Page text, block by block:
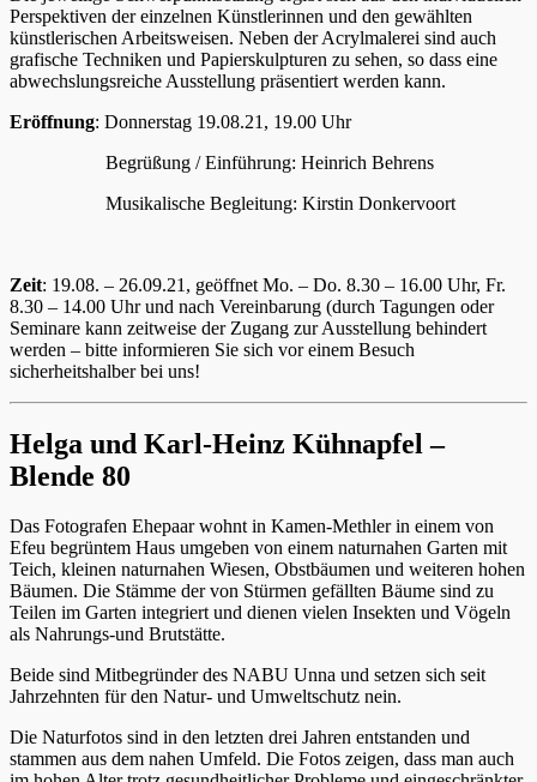
Perspektiven der einzelnen Künstlerinnen und den gewählten
künstlerischen Arbeitsweisen. Neben der Acrylmalerei sind auch
grafische Techniken und Papierskulpturen zu sehen, so dass eine
abwechslungsreiche Ausstellung präsentiert werden kann.
Eröffnung: Donnerstag 19.08.21, 19.00 Uhr
Begrüßung / Einführung: Heinrich Behrens
Musikalische Begleitung: Kirstin Donkervoort
Zeit: 19.08. – 26.09.21, geöffnet Mo. – Do. 8.30 – 16.00 Uhr, Fr.
8.30 – 14.00 Uhr und nach Vereinbarung (durch Tagungen oder
Seminare kann zeitweise der Zugang zur Ausstellung behindert
werden – bitte informieren Sie sich vor einem Besuch
sicherheitshalber bei uns!
Helga und Karl-Heinz Kühnapfel –
Blende 80
Das Fotografen Ehepaar wohnt in Kamen-Methler in einem von
Efeu begrüntem Haus umgeben von einem naturnahen Garten mit
Teich, kleinen naturnahen Wiesen, Obstbäumen und weiteren hohen
Bäumen. Die Stämme der von Stürmen gefällten Bäume sind zu
Teilen im Garten integriert und dienen vielen Insekten und Vögeln
als Nahrungs-und Brutstätte.
Beide sind Mitbegründer des NABU Unna und setzen sich seit
Jahrzehnten für den Natur- und Umweltschutz nein.
Die Naturfotos sind in den letzten drei Jahren entstanden und
stammen aus dem nahen Umfeld. Die Fotos zeigen, dass man auch